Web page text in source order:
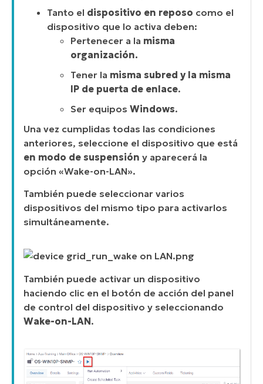
Tanto el dispositivo en reposo como el
dispositivo que lo activa deben:
Pertenecer a la misma
organización.
Tener la misma subred y la misma
IP de puerta de enlace.
Ser equipos Windows.
Una vez cumplidas todas las condiciones
anteriores, seleccione el dispositivo que está
en modo de suspensión y aparecerá la
opción «Wake-on-LAN».
También puede seleccionar varios
dispositivos del mismo tipo para activarlos
simultáneamente.
También puede activar un dispositivo
haciendo clic en el botón de acción del panel
de control del dispositivo y seleccionando
Wake-on-LAN.